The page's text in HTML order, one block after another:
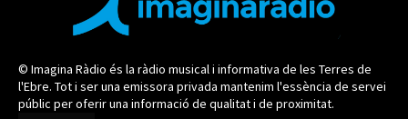
© Imagina Ràdio és la ràdio musical i informativa de les Terres de
l'Ebre. Tot i ser una emissora privada mantenim l'essència de servei
públic per oferir una informació de qualitat i de proximitat.